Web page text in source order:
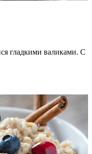
гладкими валиками. С